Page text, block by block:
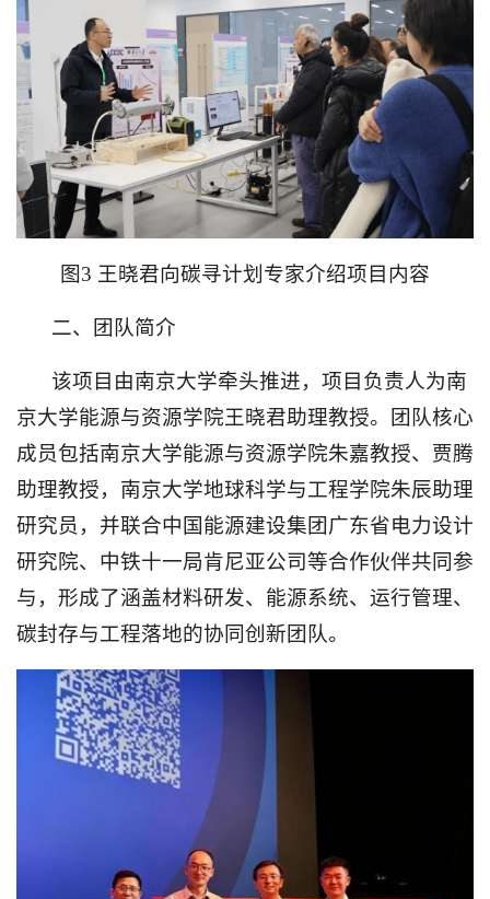
图3 王晓君向碳寻计划专家介绍项目内容
二、团队简介
该项目由南京大学牵头推进，项目负责人为南
京大学能源与资源学院王晓君助理教授。团队核心
成员包括南京大学能源与资源学院朱嘉教授、贾腾
助理教授，南京大学地球科学与工程学院朱辰助理
研究员，并联合中国能源建设集团广东省电力设计
研究院、中铁十一局肯尼亚公司等合作伙伴共同参
与，形成了涵盖材料研发、能源系统、运行管理、
碳封存与工程落地的协同创新团队。